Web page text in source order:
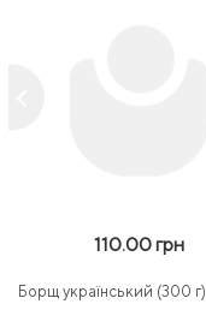
110.00 грн
Борщ український (300 г)